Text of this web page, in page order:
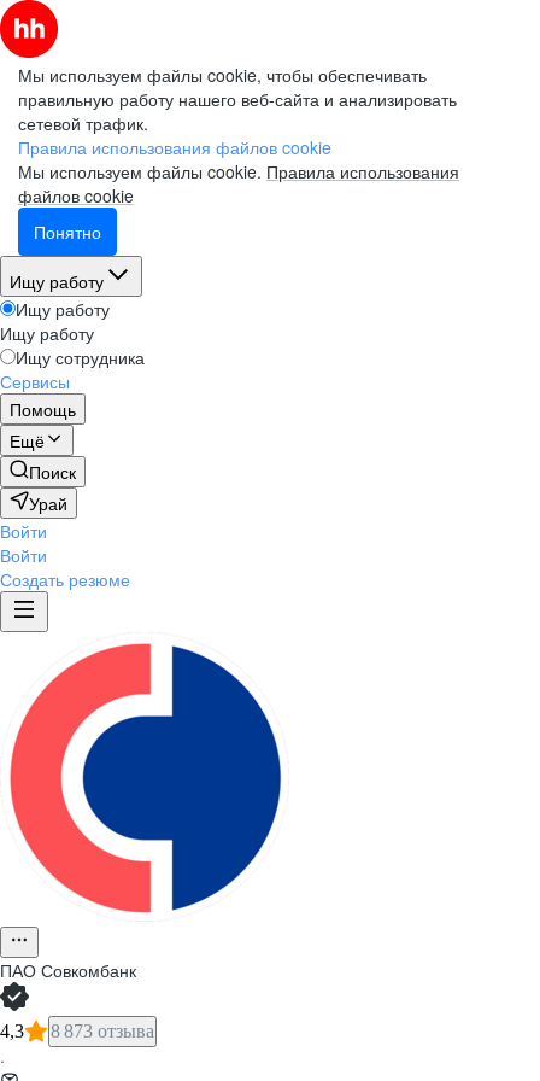
Мы используем файлы cookie, чтобы обеспечивать
правильную работу нашего веб-сайта и анализировать
сетевой трафик.
Правила использования файлов cookie
Мы используем файлы cookie. Правила использования
файлов cookie
Понятно
Ищу работу
Ищу работу
Ищу работу
Ищу сотрудника
Сервисы
Помощь
Ещё
Поиск
Урай
Войти
Войти
Создать резюме
ПАО Совкомбанк
4,3 8 873 отзыва
·